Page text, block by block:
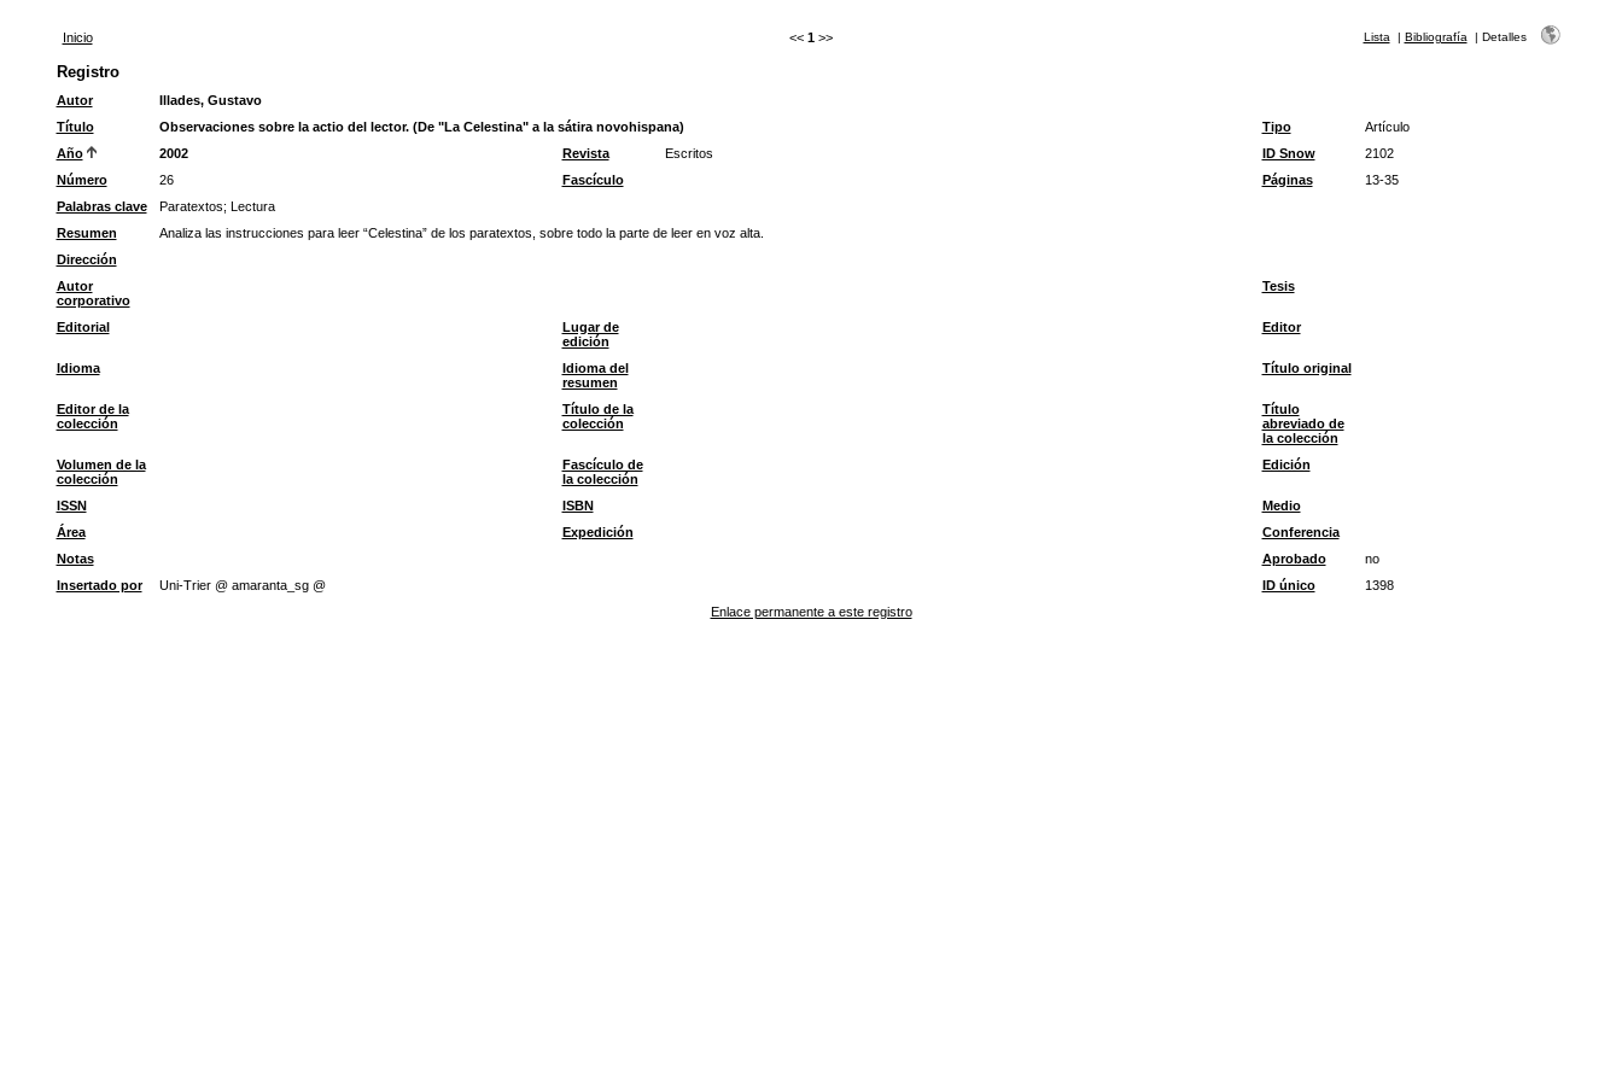
Inicio << 1 >> Lista | Bibliografía | Detalles
Registro
Autor
Illades, Gustavo
Título
Observaciones sobre la actio del lector. (De "La Celestina" a la sátira novohispana) Tipo
Artículo
Año
2002 Revista Escritos ID Snow
2102
Número
26 Fascículo Páginas
13-35
Palabras clave
Paratextos; Lectura
Resumen
Analiza las instrucciones para leer “Celestina” de los paratextos, sobre todo la parte de leer en voz alta.
Dirección
Autor
corporativo
Tesis
Editorial
Lugar de
edición
Editor
Idioma
Idioma del
resumen
Título original
Editor de la
colección
Título de la
colección
Título
abreviado de
la colección
Volumen de la
colección
Fascículo de
la colección
Edición
ISSN ISBN
Medio
Área
Expedición
Conferencia
Notas
Aprobado
no
Insertado por
Uni-Trier @ amaranta_sg @ ID único
1398
Enlace permanente a este registro